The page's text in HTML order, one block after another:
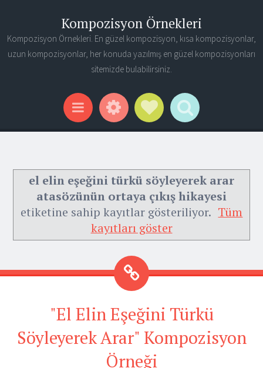
Kompozisyon Örnekleri
Kompozisyon Örnekleri. En güzel kompozisyon, kısa kompozisyonlar,
uzun kompozisyonlar, her konuda yazılmış en güzel kompozisyonları
sitemizde bulabilirsiniz.
Menu WidgetsSocial Links
Search
el elin eşeğini türkü söyleyerek arar
atasözünün ortaya çıkış hikayesi
etiketine sahip kayıtlar gösteriliyor. Tüm
kayıtları göster
"El Elin Eşeğini Türkü
Söyleyerek Arar" Kompozisyon
Örneği